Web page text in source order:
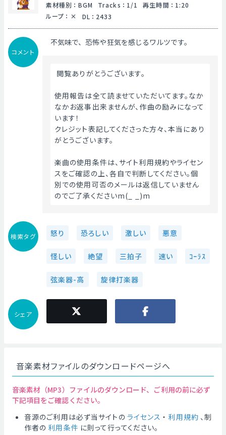
素材種別 ： BGM Tracks ： 1/1 再生時間 ： 1:20
ループ ： DL ： 2433
コメント
不気味で、恐怖や狂気を感じるワルツです。
閲覧ありがとうございます。
使用報告は全て読ませていただいてます。なか
なかお返事出来ませんが、作曲の励みになって
います！
クレジット表記してくださった方々、本当にあり
がとうございます。
楽曲の使用条件は、サイト利用規約やライセン
スをご確認の上、各自で判断してください。個
別での使用可否のメールは返信していません
のでご了承くださいm(_ _)m
検索タグ 怒り 恐ろしい 激しい 悪意
怪しい 絶望 三拍子 速い ｺｰﾗｽ
弦楽器-高 旋律打楽器
シェア
音楽素材ファイルのダウンロードページへ
音楽素材（MP3）ファイルのダウンロード、ご利用の前に必ず
下記項目をご確認ください。
音源のご利用は必ず当サイトの ライセンス ・ 利用規約 、制
作者の 利用条件 に則って行ってください。